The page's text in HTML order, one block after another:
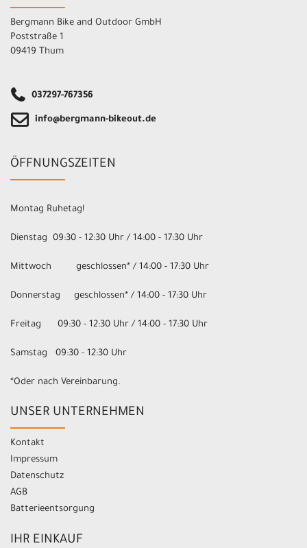
Bergmann Bike and Outdoor GmbH
Poststraße 1
09419 Thum
037297-767356
info@bergmann-bikeout.de
ÖFFNUNGSZEITEN
Montag Ruhetag!
Dienstag 09:30 - 12:30 Uhr / 14:00 - 17:30 Uhr
Mittwoch geschlossen* / 14:00 - 17:30 Uhr
Donnerstag geschlossen* / 14:00 - 17:30 Uhr
Freitag 09:30 - 12:30 Uhr / 14:00 - 17:30 Uhr
Samstag 09:30 - 12:30 Uhr
*Oder nach Vereinbarung.
UNSER UNTERNEHMEN
Kontakt
Impressum
Datenschutz
AGB
Batterieentsorgung
IHR EINKAUF